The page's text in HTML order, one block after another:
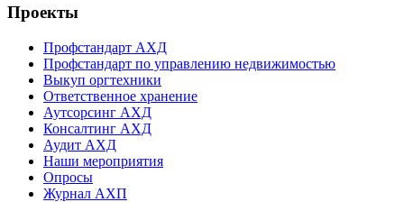
Проекты
Профстандарт АХД
Профстандарт по управлению недвижимостью
Выкуп оргтехники
Ответственное хранение
Аутсорсинг АХД
Консалтинг АХД
Аудит АХД
Наши мероприятия
Опросы
Журнал АХП